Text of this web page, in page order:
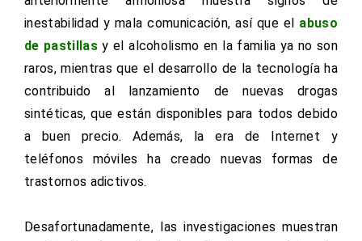
inestabilidad y mala comunicación, así que el abuso
de pastillasy el alcoholismo en la familia ya no son
raros, mientras que el desarrollo de la tecnología ha
contribuido al lanzamiento de nuevas drogas
sintéticas, que están disponibles para todos debido
a buen precio. Además, la era de Internet y
teléfonos móviles ha creado nuevas formas de
trastornos adictivos.
Desafortunadamente, las investigaciones muestran